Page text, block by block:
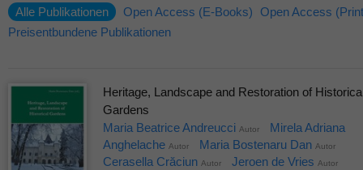
Alle Publikationen Open Access (E-Books)
Open Access
Preisentbundene Publikationen
Heritage, Landscape and Restoration of
Gardens
Maria Beatrice Andreucci Autor
Mirela Adriana
Anghelache Autor Maria Bostenaru Dan Autor
Cerasella Crăciun Autor Jeroen de Vries Autor